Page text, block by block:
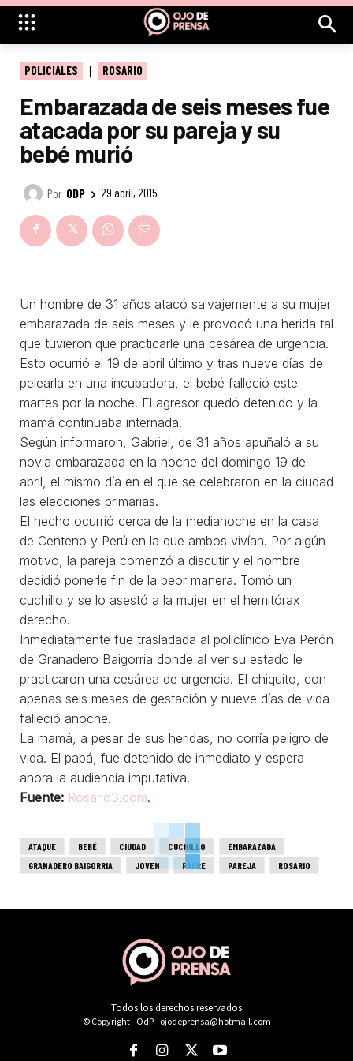
POLICIALES ROSARIO
Embarazada de seis meses fue
atacada por su pareja y su
bebé murió
Por ODP 29 abril, 2015
Un hombre de 31 años atacó salvajemente a su mujer
embarazada de seis meses y le provocó una herida tal
que tuvieron que practicarle una cesárea de urgencia.
Esto ocurrió el 19 de abril último y tras nueve días de
pelearla en una incubadora, el bebé falleció este
martes por la noche. El agresor quedó detenido y la
mamá continuaba internada.
Según informaron, Gabriel, de 31 años apuñaló a su
novia embarazada en la noche del domingo 19 de
abril, el mismo día en el que se celebraron en la ciudad
las elecciones primarias.
El hecho ocurrió cerca de la medianoche en la casa
de Centeno y Perú en la que ambos vivían. Por algún
motivo, la pareja comenzó a discutir y el hombre
decidió ponerle fin de la peor manera. Tomó un
cuchillo y se lo asestó a la mujer en el hemitórax
derecho.
Inmediatamente fue trasladada al policlínico Eva Perón
de Granadero Baigorria donde al ver su estado le
practicaron una cesárea de urgencia. El chiquito, con
apenas seis meses de gestación y nueve días de vida
falleció anoche.
La mamá, a pesar de sus heridas, no corría peligro de
vida. El papá, fue detenido de inmediato y espera
ahora la audiencia imputativa.
Fuente: Rosario3.com.
ATAQUE BEBÉ CIUDAD CUCHILLO
EMBARAZADA
GRANADERO BAIGORRIA
JOVEN PADRE PAREJA ROSARIO